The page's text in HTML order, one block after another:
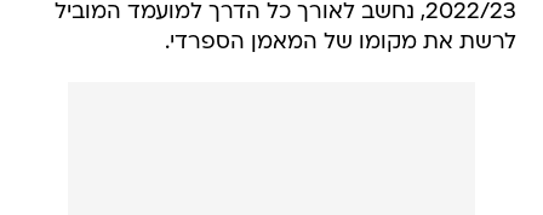
2022/23, נחשב לאורך כל הדרך למועמד המוביל
לרשת את מקומו של המאמן הספרדי.